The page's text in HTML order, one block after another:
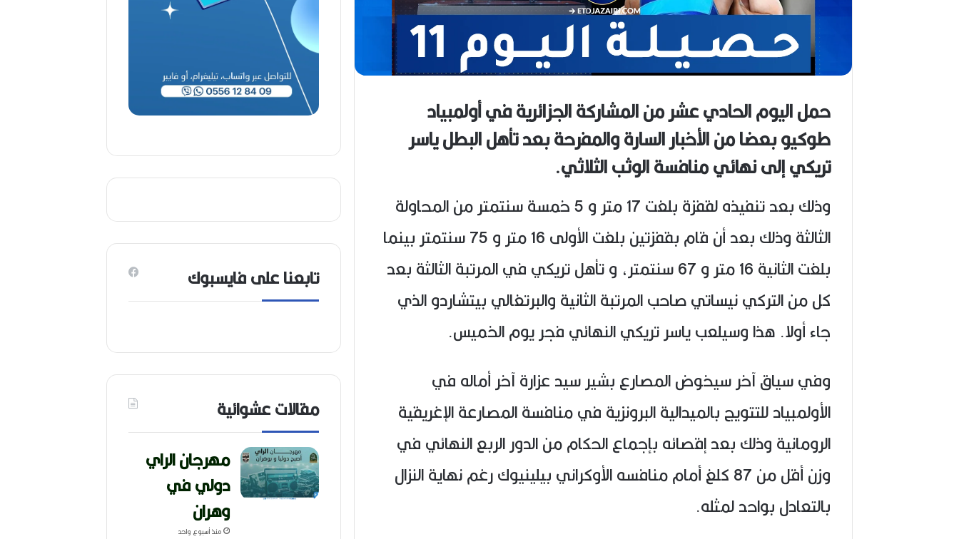
حمل اليوم الحادي عشر من المشاركة الجزائرية في أولمبياد
طوكيو بعضا من الأخبار السارة والمفرحة بعد تأهل البطل ياسر
تريكي إلى نهائي منافسة الوثب الثلاثي.
وذلك بعد تنفيذه لقفزة بلغت 17 متر و 5 خمسة سنتمتر من المحاولة
الثالثة وذلك بعد أن قام بقفزتين بلغت الأولى 16 متر و 75 سنتمتر بينما
بلغت الثانية 16 متر و 67 سنتمتر، و تأهل تريكي في المرتبة الثالثة بعد
كل من التركي نيساتي صاحب المرتبة الثانية والبرتغالي بيتشاردو الذي
جاء أولا. هذا وسيلعب ياسر تريكي النهائي فجر يوم الخميس.
وفي سياق آخر سيخوض المصارع بشير سيد عزارة آخر أماله في
الأولمبياد للتتويج بالميدالية البرونزية في منافسة المصارعة الإغريقية
الرومانية وذلك بعد إقصائه بإجماع الحكام من الدور الربع النهائي في
وزن أقل من 87 كلغ أمام منافسه الأوكراني بيلينيوك رغم نهاية النزال
بالتعادل بواحد لمثله.
تابعنا على فايسبوك
مقالات عشوائية
مهرجان الراي
دولي في
وهران
منذ أسبوع واحد